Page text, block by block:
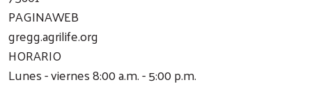
PAGINAWEB
gregg.agrilife.org
HORARIO
Lunes - viernes 8:00 a.m. - 5:00 p.m.